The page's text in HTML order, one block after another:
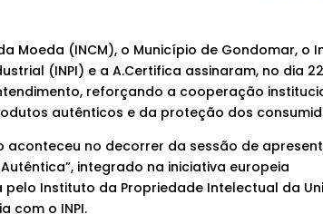
Moeda (INCM), o Município de Gondomar, o
(INPI) e a A.Certifica assinaram, no dia
reforçando a cooperação
autênticos e da proteção dos
aconteceu no decorrer da sessão de
integrado na iniciativa europeia
pelo Instituto da Propriedade Intelectual da
com o INPI.